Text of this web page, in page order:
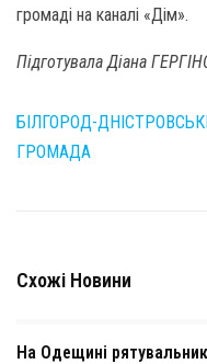
громаді на каналі «Дім».
Підготувала Діана
БІЛГОРОД-
ГРОМАДА
Схожі Новини
На Одещині